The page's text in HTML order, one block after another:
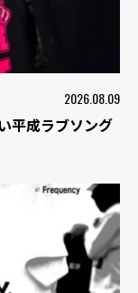
2026.08.09
平成ラブソング